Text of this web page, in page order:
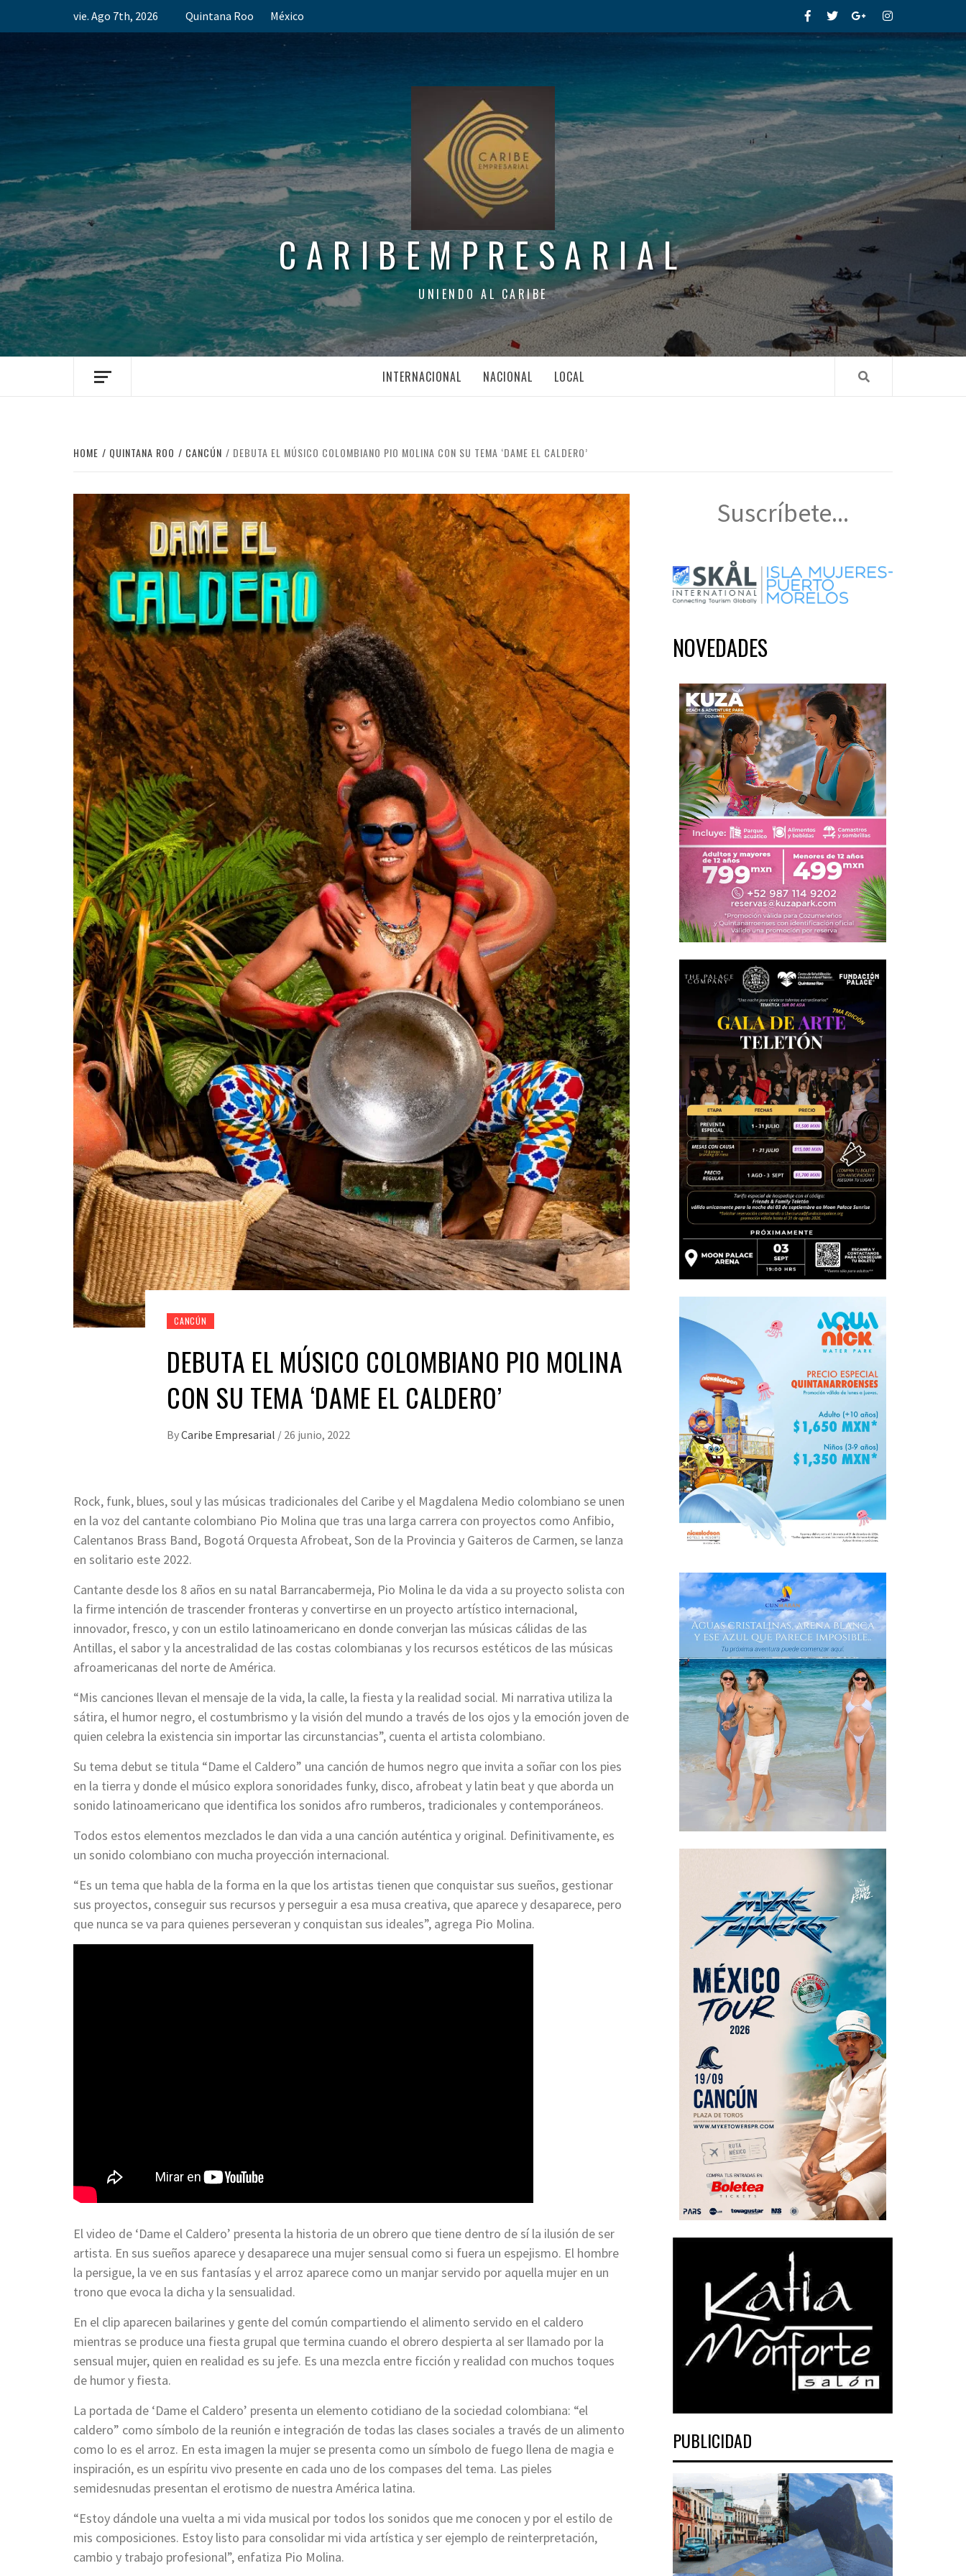
vie. Ago 7th, 2026 Quintana Roo México FacebookTwitterGoogle+Instagram
CARIBEMPRESARIAL
UNIENDO AL CARIBE
INTERNACIONAL NACIONAL LOCAL
HOME QUINTANA ROO CANCÚN DEBUTA EL MÚSICO COLOMBIANO PIO MOLINA CON SU TEMA ‘DAME EL CALDERO’
CANCÚN
DEBUTA EL MÚSICO COLOMBIANO PIO MOLINA
CON SU TEMA ‘DAME EL CALDERO’
ByCaribe Empresarial / 26 junio, 2022
Rock, funk, blues, soul y las músicas tradicionales del Caribe y el Magdalena Medio colombiano se unen
en la voz del cantante colombiano Pio Molina que tras una larga carrera con proyectos como Anfibio,
Calentanos Brass Band, Bogotá Orquesta Afrobeat, Son de la Provincia y Gaiteros de Carmen, se lanza
en solitario este 2022.
Cantante desde los 8 años en su natal Barrancabermeja, Pio Molina le da vida a su proyecto solista con
la firme intención de trascender fronteras y convertirse en un proyecto artístico internacional,
innovador, fresco, y con un estilo latinoamericano en donde converjan las músicas cálidas de las
Antillas, el sabor y la ancestralidad de las costas colombianas y los recursos estéticos de las músicas
afroamericanas del norte de América.
“Mis canciones llevan el mensaje de la vida, la calle, la fiesta y la realidad social. Mi narrativa utiliza la
sátira, el humor negro, el costumbrismo y la visión del mundo a través de los ojos y la emoción joven de
quien celebra la existencia sin importar las circunstancias”, cuenta el artista colombiano.
Su tema debut se titula “Dame el Caldero” una canción de humos negro que invita a soñar con los pies
en la tierra y donde el músico explora sonoridades funky, disco, afrobeat y latin beat y que aborda un
sonido latinoamericano que identifica los sonidos afro rumberos, tradicionales y contemporáneos.
Todos estos elementos mezclados le dan vida a una canción auténtica y original. Definitivamente, es
un sonido colombiano con mucha proyección internacional.
“Es un tema que habla de la forma en la que los artistas tienen que conquistar sus sueños, gestionar
sus proyectos, conseguir sus recursos y perseguir a esa musa creativa, que aparece y desaparece, pero
que nunca se va para quienes perseveran y conquistan sus ideales”, agrega Pio Molina.
El video de ‘Dame el Caldero’ presenta la historia de un obrero que tiene dentro de sí la ilusión de ser
artista. En sus sueños aparece y desaparece una mujer sensual como si fuera un espejismo. El hombre
la persigue, la ve en sus fantasías y el arroz aparece como un manjar servido por aquella mujer en un
trono que evoca la dicha y la sensualidad.
En el clip aparecen bailarines y gente del común compartiendo el alimento servido en el caldero
mientras se produce una fiesta grupal que termina cuando el obrero despierta al ser llamado por la
sensual mujer, quien en realidad es su jefe. Es una mezcla entre ficción y realidad con muchos toques
de humor y fiesta.
La portada de ‘Dame el Caldero’ presenta un elemento cotidiano de la sociedad colombiana: “el
caldero” como símbolo de la reunión e integración de todas las clases sociales a través de un alimento
como lo es el arroz. En esta imagen la mujer se presenta como un símbolo de fuego llena de magia e
inspiración, es un espíritu vivo presente en cada uno de los compases del tema. Las pieles
semidesnudas presentan el erotismo de nuestra América latina.
“Estoy dándole una vuelta a mi vida musical por todos los sonidos que me conocen y por el estilo de
mis composiciones. Estoy listo para consolidar mi vida artística y ser ejemplo de reinterpretación,
cambio y trabajo profesional”, enfatiza Pio Molina.
Suscríbete...
NOVEDADES
PUBLICIDAD